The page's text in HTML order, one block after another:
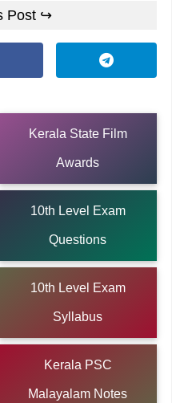
Post ↪
Kerala State Film
Awards
10th Level Exam
Questions
10th Level Exam
Syllabus
Kerala PSC
Malayalam Notes